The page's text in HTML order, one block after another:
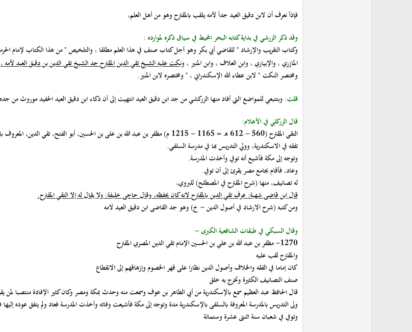
فإذاً نعرف أن لابن دقيق العيد جداً لأمه يلقب بالمقترح وهو من أهل العلم،
وقد ذكر الزرشي في بداية كتابه البحر المحيط في سياق ذكره لموارده :
وكتاب التقريب والإرشاد " للقاضي أبي بكر وهو أجل كتاب صنف في هذا العلم مطلقا ، والتلخيص " من هذا الكتاب لإمام
المازري ، والإبياري ، وابن العلاف ، وابن المنير ،ونكت عليه الشيخ تقي الدين المقترح جد الشيخ تقي الدين بن دقيق العيد لأمه ،
ومختصر النكت " لابن عطاء الله الإسكندراني ، " ومختصره لابن المنير.
قلت:وبتتبعي للمواضع التي أفاد منها الزركشي من جد ابن دقيق العيد انتهيت إلى أن ذكاء ابن دقيق العيد الحفيد موروث من
قال الزركلي في الأعلام:
التقي المقترح (560 - 612 ه = 1165 - 1215 م) مظفر بن عبد الله بن على بن الحسين، أبو الفتح، تقي الدين، المعروف بالمقترح: فقيه شافعي مصرى، برع في أصول الدين والخلاف.
تفقه في الاسكندرية، وولي التدريس بها في مدرسة السلفي.
وتوجه إلى مكة فأشيع أنه توفي وأخذت المدرسة.
وعاد، فأقام بجامع مصر يقرئ إلى أن توفي.
له تصانيف، منها (شرح المقترح في المصطلح) للبروي،
قال ابن قاضى شهبة: عرف تقي الدين بالمقترح لانه كان يحفظه، وقال حاجى خليفة: ولا يقال له إلا التقي المقترح.
ومن كتبه (شرح الارشاد في أصول الدين - خ) وهو جد القاضى ابن دقيق العيد لامه
وقال السبكي في طبقات الشافعية الكبرى -
1270- مظفر بن عبد الله بن علي بن الحسين الإمام تقي الدين المصري المقترح
والمقترح لقب عليه
كان إماما في الفقه والخلاف وأصول الدين نظارا على قهر الخصوم وإزهاقهم إلى الانقطاع
صنف التصانيف الكثيرة وتخرج به خلق
قال الحافظ عبد العظيم سمع بالإسكندرية من أبي الطاهر بن عوف وسمعت منه وحدث بمكة ومصر وكان كثير الإفادة منتصبا لمن
ولى التدريس بالمدرسة المعروفة بالسلفى بالإسكندرية مدة وتوجه إلى مكة فأشيعت وفاته وأخذت المدرسة فعاد ولم يتفق عوده
وتوفي في شعبان سنة اثنتى عشرة وستمائة